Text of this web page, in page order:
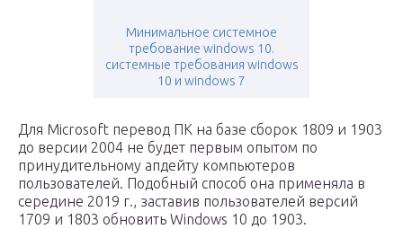
Минимальное системное
требование windows 10.
системные требования windows
10 и windows 7
Для Microsoft перевод ПК на базе сборок 1809 и 1903
до версии 2004 не будет первым опытом по
принудительному апдейту компьютеров
пользователей. Подобный способ она применяла в
середине 2019 г., заставив пользователей версий
1709 и 1803 обновить Windows 10 до 1903.